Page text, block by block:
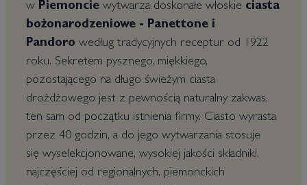
w Piemoncie wytwarza doskonałe włoskie ciasta
bożonarodzeniowe - Panettone i
Pandoro według tradycyjnych receptur od 1922
roku. Sekretem pysznego, miękkiego,
pozostającego na długo świeżym ciasta
drożdżowego jest z pewnością naturalny zakwas,
ten sam od początku istnienia firmy. Ciasto wyrasta
przez 40 godzin, a do jego wytwarzania stosuje
się wyselekcjonowane, wysokiej jakości składniki,
najczęściej od regionalnych, piemonckich